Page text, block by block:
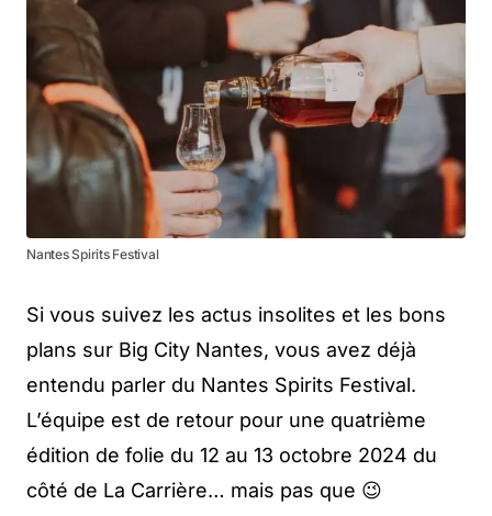
Nantes Spirits Festival
Si vous suivez les actus insolites et les bons
plans sur Big City Nantes, vous avez déjà
entendu parler du Nantes Spirits Festival.
L’équipe est de retour pour une quatrième
édition de folie du 12 au 13 octobre 2024 du
côté de La Carrière… mais pas que 😉